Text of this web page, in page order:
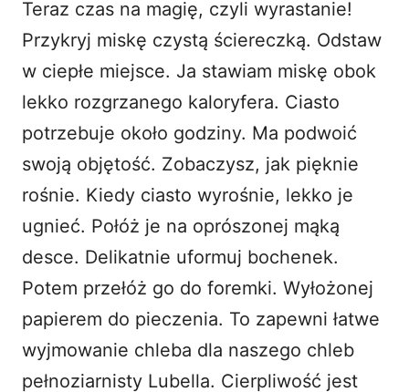
Teraz czas na magię, czyli wyrastanie!
Przykryj miskę czystą ściereczką. Odstaw
w ciepłe miejsce. Ja stawiam miskę obok
lekko rozgrzanego kaloryfera. Ciasto
potrzebuje około godziny. Ma podwoić
swoją objętość. Zobaczysz, jak pięknie
rośnie. Kiedy ciasto wyrośnie, lekko je
ugnieć. Połóż je na oprószonej mąką
desce. Delikatnie uformuj bochenek.
Potem przełóż go do foremki. Wyłożonej
papierem do pieczenia. To zapewni łatwe
wyjmowanie chleba dla naszego chleb
pełnoziarnisty Lubella. Cierpliwość jest